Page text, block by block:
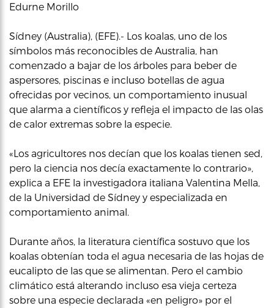
Edurne Morillo
Sídney (Australia), (EFE).- Los koalas, uno de los
símbolos más reconocibles de Australia, han
comenzado a bajar de los árboles para beber de
aspersores, piscinas e incluso botellas de agua
ofrecidas por vecinos, un comportamiento inusual
que alarma a científicos y refleja el impacto de las olas
de calor extremas sobre la especie.
«Los agricultores nos decían que los koalas tienen sed,
pero la ciencia nos decía exactamente lo contrario»,
explica a EFE la investigadora italiana Valentina Mella,
de la Universidad de Sídney y especializada en
comportamiento animal.
Durante años, la literatura científica sostuvo que los
koalas obtenían toda el agua necesaria de las hojas de
eucalipto de las que se alimentan. Pero el cambio
climático está alterando incluso esa vieja certeza
sobre una especie declarada «en peligro» por el